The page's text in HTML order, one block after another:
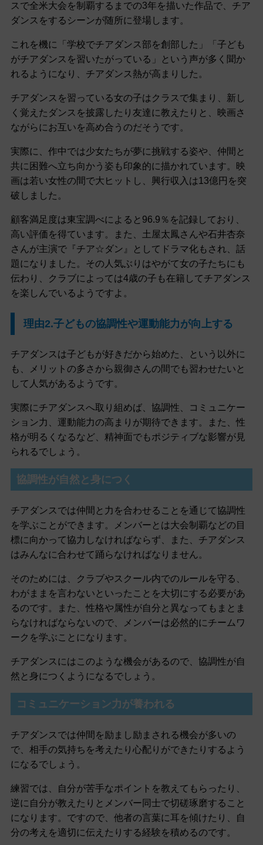
スで全米大会を制覇するまでの3年を描いた作品で、チア
ダンスをするシーンが随所に登場します。
これを機に「学校でチアダンス部を創部した」「子ども
がチアダンスを習いたがっている」という声が多く聞か
れるようになり、チアダンス熱が高まりした。
チアダンスを習っている女の子はクラスで集まり、新し
く覚えたダンスを披露したり友達に教えたりと、映画さ
ながらにお互いを高め合うのだそうです。
実際に、作中では少女たちが夢に挑戦する姿や、仲間と
共に困難へ立ち向かう姿も印象的に描かれています。映
画は若い女性の間で大ヒットし、興行収入は13億円を突
破しました。
顧客満足度は東宝調べによると96.9％を記録しており、
高い評価を得ています。また、土屋太鳳さんや石井杏奈
さんが主演で『チア☆ダン』としてドラマ化もされ、話
題になりました。その人気ぶりはやがて女の子たちにも
伝わり、クラブによっては4歳の子も在籍してチアダンス
を楽しんでいるようですよ。
理由2.子どもの協調性や運動能力が向上する
チアダンスは子どもが好きだから始めた、という以外に
も、メリットの多さから親御さんの間でも習わせたいと
して人気があるようです。
実際にチアダンスへ取り組めば、協調性、コミュニケー
ション力、運動能力の高まりが期待できます。また、性
格が明るくなるなど、精神面でもポジティブな影響が見
られるでしょう。
協調性が自然と身につく
チアダンスでは仲間と力を合わせることを通じて協調性
を学ぶことができます。メンバーとは大会制覇などの目
標に向かって協力しなければならず、また、チアダンス
はみんなに合わせて踊らなければなりません。
そのためには、クラブやスクール内でのルールを守る、
わがままを言わないといったことを大切にする必要があ
るのです。また、性格や属性が自分と異なってもまとま
らなければならないので、メンバーは必然的にチームワ
ークを学ぶことになります。
チアダンスにはこのような機会があるので、協調性が自
然と身につくようになるでしょう。
コミュニケーション力が養われる
チアダンスでは仲間を励まし励まされる機会が多いの
で、相手の気持ちを考えたり心配りができたりするよう
になるでしょう。
練習では、自分が苦手なポイントを教えてもらったり、
逆に自分が教えたりとメンバー同士で切磋琢磨すること
になります。ですので、他者の言葉に耳を傾けたり、自
分の考えを適切に伝えたりする経験を積めるのです。